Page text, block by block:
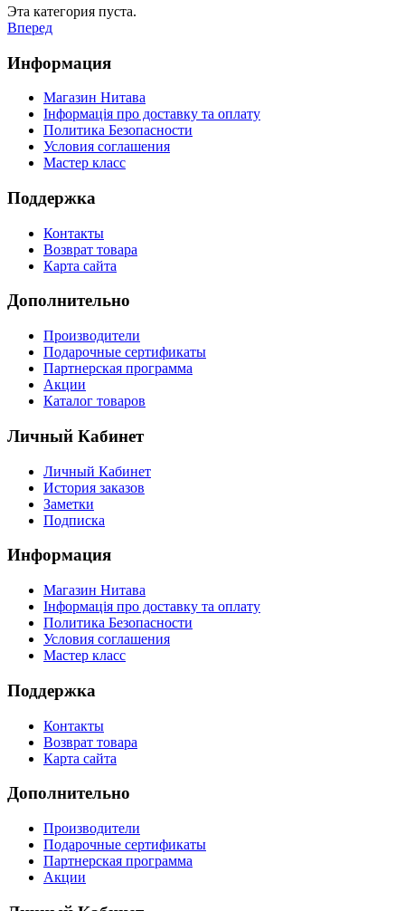
Эта категория пуста.
Вперед
Информация
Магазин Нитава
Інформація про доставку та оплату
Политика Безопасности
Условия соглашения
Мастер класс
Поддержка
Контакты
Возврат товара
Карта сайта
Дополнительно
Производители
Подарочные сертификаты
Партнерская программа
Акции
Каталог товаров
Личный Кабинет
Личный Кабинет
История заказов
Заметки
Подписка
Информация
Магазин Нитава
Інформація про доставку та оплату
Политика Безопасности
Условия соглашения
Мастер класс
Поддержка
Контакты
Возврат товара
Карта сайта
Дополнительно
Производители
Подарочные сертификаты
Партнерская программа
Акции